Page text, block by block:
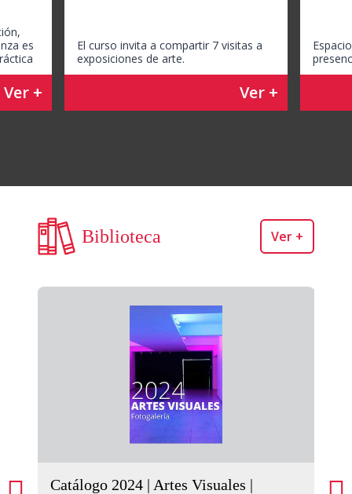
El curso invita a compartir 7 visitas a
exposiciones de arte.
Ver +
es
Ver +
Biblioteca Ver +
Catálogo 2024 | Artes Visuales |